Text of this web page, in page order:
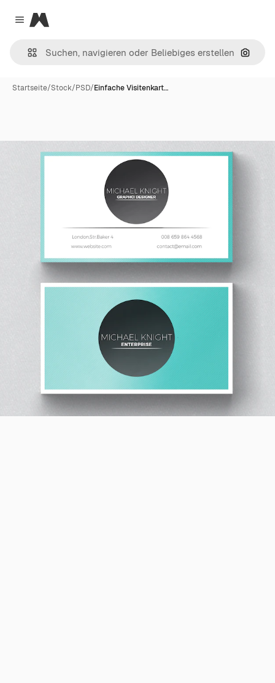
Close menu
Magnific
Nach
Startseite/Stock/PSD/Einfache Visitenkart…